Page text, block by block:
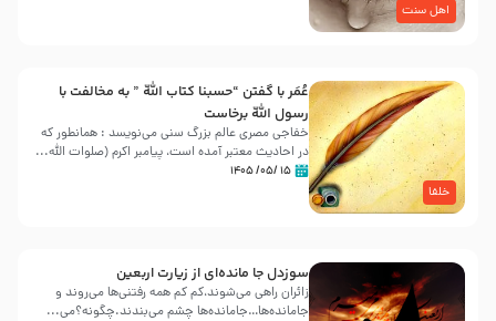
اهل سنت
خلفا
عُمَر با گفتن “حسبنا كتاب اللّه ” به مخالفت با
رسول اللّه برخاست
خفاجی مصری عالم بزرگ سنی می‌نویسد : همانطور که
در احادیث معتبر آمده است، پیامبر اکرم (صلوات اللّه...
۱۵ /۰۵/ ۱۴۰۵
سوزدل جا مانده‌ای از زیارت اربعین
زائران راهی می‌شوند،کم‌ کم همه رفتنی‌ها می‌روند و
جامانده‌ها…جامانده‌ها چشم می‌بندند.چگونه؟می‌...